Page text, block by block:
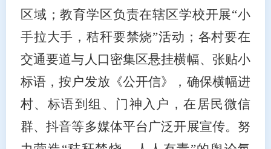
区域； 教育学区负责在辖区学校开展“小
手拉大手，秸秆要禁烧”活动 ； 各村要在
交通要道与人口密集区悬挂横幅、张贴小
标语，按户发放《公开信》，确保横幅进
村、标语到组、门神入户 ，在居民微信
群、抖音等多媒体平台广泛开展宣传。 努